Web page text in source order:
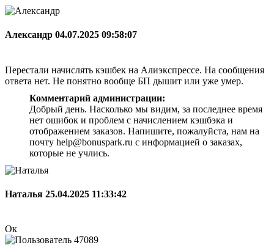
Александр 04.07.2025 09:58:07
Перестали начислять кэшбек на Алиэкспрессе. На сообщения
ответа нет. Не понятно вообще БП дышит или уже умер.
Комментарий администрации:
Добрый день. Насколько мы видим, за последнее время
нет ошибок и проблем с начислением кэшбэка и
отображением заказов. Напишите, пожалуйста, нам на
почту help@bonuspark.ru с информацией о заказах,
которые не учлись.
Наталья 25.04.2025 11:33:42
Ок